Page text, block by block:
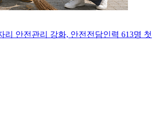
리 안전관리 강화, 안전전담인력 613명 첫